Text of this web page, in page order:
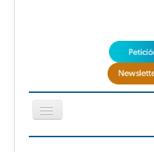
Cambiar
navegación